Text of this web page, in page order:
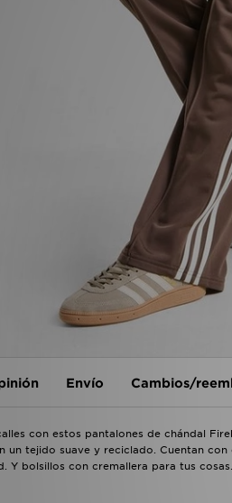
Envío Cambios/
con estos pantalones de chándal
un tejido suave y reciclado. Cuentan
Y bolsillos con cremallera para tus